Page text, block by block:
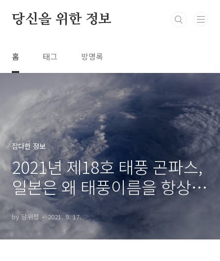
당신을 위한 정보
홈 태그 방명록
잡다한 정보
2021년 제18호 태풍 곤파스,
일본은 왜 태풍이름을 항상
별자리로 할까?
by 당위정 2021. 9. 17.